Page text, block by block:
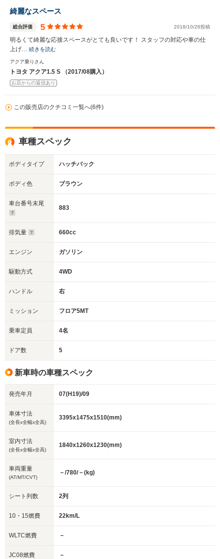
綺麗なスペース
総合評価 5 2018/10/26投稿
明るくて綺麗な応接スペースがとても良いです！ スタッフの対応や車の仕
上げ… 続きを読む
アクア乗りさん
トヨタ アクア1.5 S （2017/08購入）
お店からの返信あり
この販売店のクチコミ一覧へ(6件)
車種スペック
ボディタイプ ハッチバック
ボディ色 ブラウン
車台番号末尾
883
排気量 660cc
エンジン ガソリン
駆動方式 4WD
ハンドル 右
ミッション フロア5MT
乗車定員 4名
ドア数 5
新車時の車種スペック
発売年月 07(H19)/09
車体寸法
(全長x全幅x全高)
3395x1475x1510(mm)
室内寸法
(全長x全幅x全高)
1840x1260x1230(mm)
車両重量
(AT/MT/CVT)
－/780/－(kg)
シート列数 2列
10・15燃費 22km/L
WLTC燃費 －
JC08燃費 －